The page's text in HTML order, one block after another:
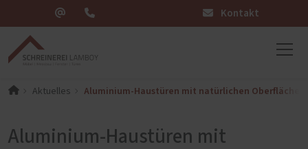
Kontakt
Aktuelles Aluminium-Haustüren mit natürlichen Oberflächen
Aluminium-Haustüren mit